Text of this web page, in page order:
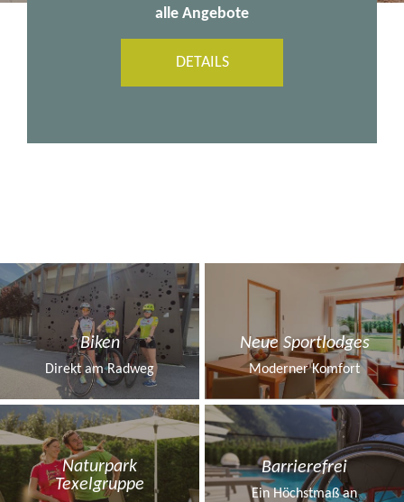
zuzüglich Paketpreis 59€ pro Person
alle Angebote
Biken
Direkt am Radweg
Neue Sportlodges
Moderner Komfort
Naturpark
Texelgruppe
Barrierefrei
Ein Höchstmaß an